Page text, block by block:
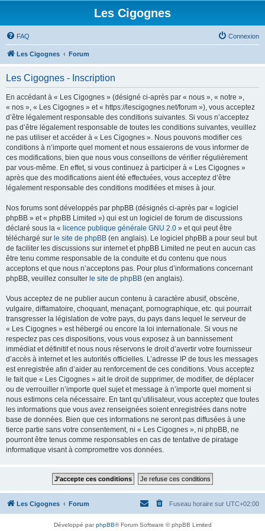
Les Cigognes
FAQ Connexion
Les Cigognes Forum
Les Cigognes - Inscription
En accédant à « Les Cigognes » (désigné ci-après par « nous », « notre »,
« nos », « Les Cigognes » et « https://lescigognes.net/forum »), vous acceptez
d’être légalement responsable des conditions suivantes. Si vous n’acceptez
pas d’être légalement responsable de toutes les conditions suivantes, veuillez
ne pas utiliser et accéder à « Les Cigognes ». Nous pouvons modifier ces
conditions à n’importe quel moment et nous essaierons de vous informer de
ces modifications, bien que nous vous conseillons de vérifier régulièrement
par vous-même. En effet, si vous continuez à participer à « Les Cigognes »
après que des modifications aient été effectuées, vous acceptez d’être
légalement responsable des conditions modifiées et mises à jour.
Nos forums sont développés par phpBB (désignés ci-après par « logiciel
phpBB » et « phpBB Limited ») qui est un logiciel de forum de discussions
déclaré sous la « licence publique générale GNU 2.0 » et qui peut être
téléchargé sur le site de phpBB (en anglais). Le logiciel phpBB a pour seul but
de faciliter les discussions sur internet et phpBB Limited ne peut en aucun cas
être tenu comme responsable de la conduite et du contenu que nous
acceptons et que nous n’acceptons pas. Pour plus d’informations concernant
phpBB, veuillez consulter le site de phpBB (en anglais).
Vous acceptez de ne publier aucun contenu à caractère abusif, obscène,
vulgaire, diffamatoire, choquant, menaçant, pornographique, etc. qui pourrait
transgresser la législation de votre pays, du pays dans lequel le serveur de
« Les Cigognes » est hébergé ou encore la loi internationale. Si vous ne
respectez pas ces dispositions, vous vous exposez à un bannissement
immédiat et définitif et nous nous réservons le droit d’avertir votre fournisseur
d’accès à internet et les autorités officielles. L’adresse IP de tous les messages
est enregistrée afin d’aider au renforcement de ces conditions. Vous acceptez
le fait que « Les Cigognes » ait le droit de supprimer, de modifier, de déplacer
ou de verrouiller n’importe quel sujet et message à n’importe quel moment si
nous estimons cela nécessaire. En tant qu’utilisateur, vous acceptez que toutes
les informations que vous avez renseignées soient enregistrées dans notre
base de données. Bien que ces informations ne seront pas diffusées à une
tierce partie sans votre consentement, ni « Les Cigognes », ni phpBB, ne
pourront être tenus comme responsables en cas de tentative de piratage
informatique visant à compromettre vos données.
Les Cigognes Forum Fuseau horaire sur UTC+02:00
Développé parphpBB® Forum Software © phpBB Limited